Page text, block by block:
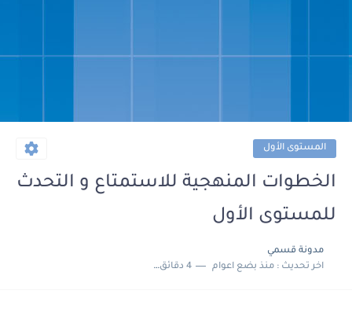
المستوى الأول
الخطوات المنهجية للاستمتاع و التحدث
للمستوى الأول
مدونة قسمي
اخر تحديث :منذ بضع اعوام 4 دقائق للقراءة